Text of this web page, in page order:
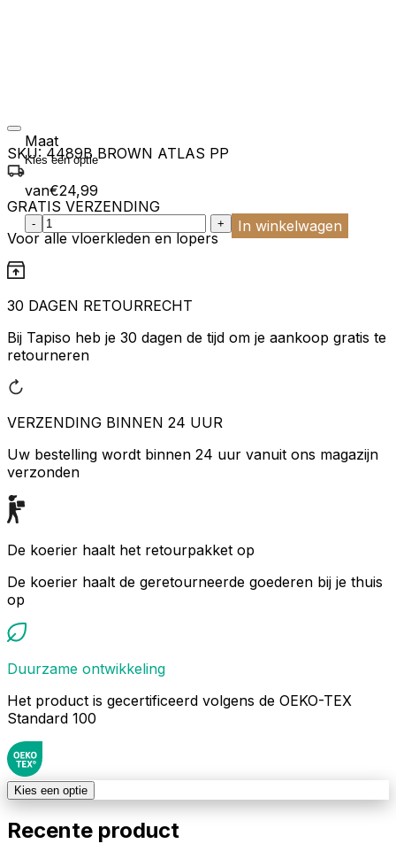
Maat
van€24,99
:product_name quantity
- + In winkelwagen
SKU: 4489B BROWN ATLAS PP
GRATIS VERZENDING
Voor alle vloerkleden en lopers
30 DAGEN RETOURRECHT
Bij Tapiso heb je 30 dagen de tijd om je aankoop gratis te
retourneren
VERZENDING BINNEN 24 UUR
Uw bestelling wordt binnen 24 uur vanuit ons magazijn
verzonden
De koerier haalt het retourpakket op
De koerier haalt de geretourneerde goederen bij je thuis
op
Duurzame ontwikkeling
Het product is gecertificeerd volgens de OEKO-TEX
Standard 100
Kies een optie
Recente product